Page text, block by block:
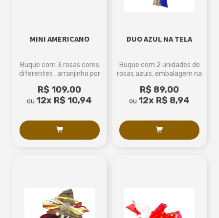
MINI AMERICANO
Buque com 3 rosas cores
diferentes , arranjinho por
R$ 109,00
ou 12x R$ 10,94
DUO AZUL NA TELA
Buque com 2 unidades de
rosas azuis, embalagem na
R$ 89,00
ou 12x R$ 8,94